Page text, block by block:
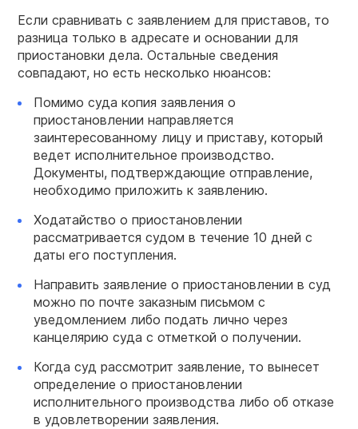
Если сравнивать с заявлением для приставов, то
разница только в адресате и основании для
приостановки дела. Остальные сведения
совпадают, но есть несколько нюансов:
Помимо суда копия заявления о
приостановлении направляется
заинтересованному лицу и приставу, который
ведет исполнительное производство.
Документы, подтверждающие отправление,
необходимо приложить к заявлению.
Ходатайство о приостановлении
рассматривается судом в течение 10 дней с
даты его поступления.
Направить заявление о приостановлении в суд
можно по почте заказным письмом с
уведомлением либо подать лично через
канцелярию суда с отметкой о получении.
Когда суд рассмотрит заявление, то вынесет
определение о приостановлении
исполнительного производства либо об отказе
в удовлетворении заявления.